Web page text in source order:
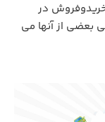
در
بعضی از آنها می